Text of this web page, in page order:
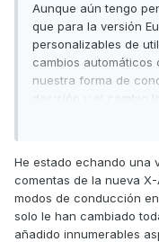
Saludos,
Aunque aún tengo
que para la versión
personalizables de
cambios
nuestra forma de
decisión y el cambio
kilómetros. Si
He estado echando una
comentas de la nueva
modos de conducción
solo le han cambiado
añadido innumerables